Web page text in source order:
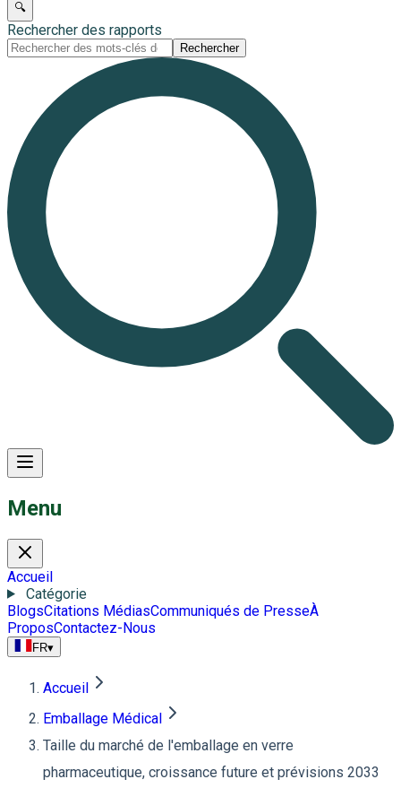
🔍
Rechercher des rapports
Rechercher
Menu
Accueil
Catégorie
BlogsCitations MédiasCommuniqués de PresseÀ
ProposContactez-Nous
FR▾
Accueil
Emballage Médical
Taille du marché de l'emballage en verre
pharmaceutique, croissance future et prévisions 2033